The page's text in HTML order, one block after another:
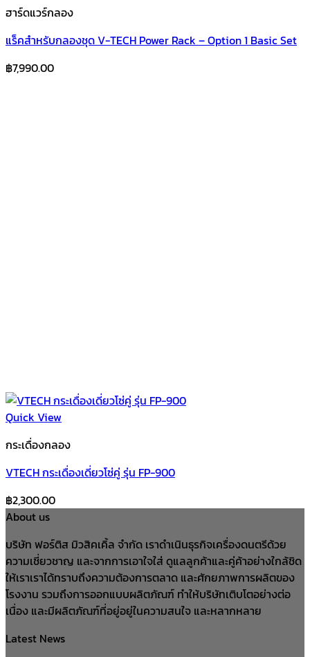
ฮาร์ดแวร์กลอง
แร็คสำหรับกลองชุด V-TECH Power Rack – Option 1 Basic Set
฿7,990.00
Quick View
กระเดื่องกลอง
VTECH กระเดื่องเดี่ยวโซ่คู่ รุ่น FP-900
฿2,300.00
About us
บริษัท ฟอร์ติส มิวสิคเคิ้ล จำกัด เราดำเนินธุรกิจเครื่องดนตรีด้วย
ความเชี่ยวชาญ และจากการเอาใจใส่ ดูแลลูกค้าและคู่ค้าอย่างใกล้ชิด
ให้เราเราได้ทราบถึงความต้องการตลาด และศักยภาพการผลิตของ
โรงงาน รวมถึงการออกแบบผลิตภัณฑ์ ทำให้บริษัทเติบโตอย่างต่อ
เนื่อง และมีผลิตภัณฑ์ที่อยู่อยู่ในความสนใจ และหลากหลาย
Latest News